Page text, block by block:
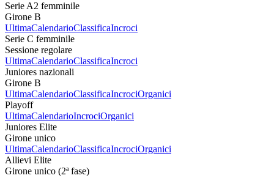
Serie A2 femminile
Girone B
UltimaCalendarioClassificaIncroci
Serie C femminile
Sessione regolare
UltimaCalendarioClassificaIncroci
Juniores nazionali
Girone B
UltimaCalendarioClassificaIncrociOrganici
Playoff
UltimaCalendarioIncrociOrganici
Juniores Elite
Girone unico
UltimaCalendarioClassificaIncrociOrganici
Allievi Elite
Girone unico (2ª fase)